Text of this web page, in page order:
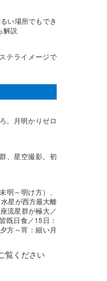
い場所でもでき
解説
テライメージで
。月明かりゼロ
、星空撮影。初
明～明け方）、
星が西方最大離
流星群が極大／
既日食／15日：
方～宵：細い月
覧ください